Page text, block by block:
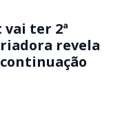
ter 2ª
revela